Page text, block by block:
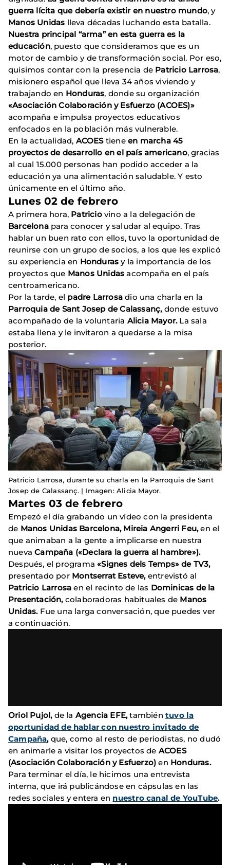
guerra lícita que debería existir en nuestro mundo, y
Manos Unidas lleva décadas luchando esta batalla.
Nuestra principal “arma” en esta guerra es la
educación, puesto que consideramos que es un
motor de cambio y de transformación social. Por eso,
quisimos contar con la presencia de Patricio Larrosa,
misionero español que lleva 34 años viviendo y
trabajando en Honduras, donde su organización
«Asociación Colaboración y Esfuerzo (ACOES)»
acompaña e impulsa proyectos educativos
enfocados en la población más vulnerable.
En la actualidad, ACOES tieneen marcha 45
proyectos de desarrollo en el país americano, gracias
al cual 15.000 personas han podido acceder a la
educación ya una alimentación saludable. Y esto
únicamente en el último año.
Lunes 02 de febrero
A primera hora, Patriciovino a la delegación de
Barcelona para conocer y saludar al equipo. Tras
hablar un buen rato con ellos, tuvo la oportunidad de
reunirse con un grupo de socios, a los que les explicó
su experiencia en Hondurasy la importancia de los
proyectos que Manos Unidasacompaña en el país
centroamericano.
Por la tarde, el padre Larrosadio una charla en la
Parroquia de Sant Josep de Calassanç, donde estuvo
acompañado de la voluntaria Alicia Mayor. La sala
estaba llena y le invitaron a quedarse a la misa
posterior.
Patricio Larrosa, durante su charla en la Parroquia de Sant
Josep de Calassanç. | Imagen: Alicia Mayor.
Martes 03 de febrero
Empezó el día grabando un vídeo con la presidenta
de Manos Unidas Barcelona, Mireia Angerri Feu,en el
que animaban a la gente a implicarse en nuestra
nuevaCampaña («Declara la guerra al hambre»).
Después, el programa«Signes dels Temps» de TV3,
presentado por Montserrat Esteve, entrevistó al
Patricio Larrosaen el recinto de las Dominicas de la
Presentación, colaboradoras habituales de Manos
Unidas. Fue una larga conversación, que puedes ver
a continuación.
Oriol Pujol, de la Agencia EFE,tambiéntuvo la
oportunidad de hablar con nuestro invitado de
Campaña, que, como al resto de periodistas, no dudó
en animarle a visitar los proyectos de ACOES
(Asociación Colaboración y Esfuerzo)en Honduras.
Para terminar el día, le hicimos una entrevista
interna, que irá publicándose en cápsulas en las
redes sociales y entera en nuestro canal de YouTube.